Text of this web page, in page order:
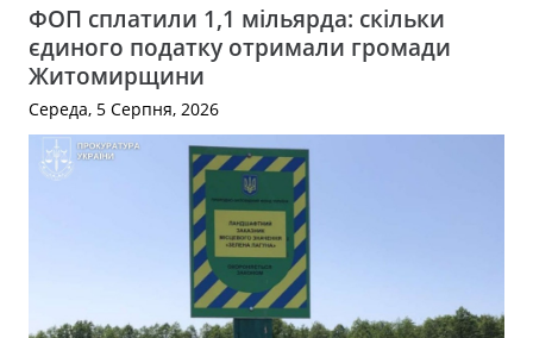
ФОП сплатили 1,1 мільярда: скільки
єдиного податку отримали громади
Житомирщини
Середа, 5 Серпня, 2026